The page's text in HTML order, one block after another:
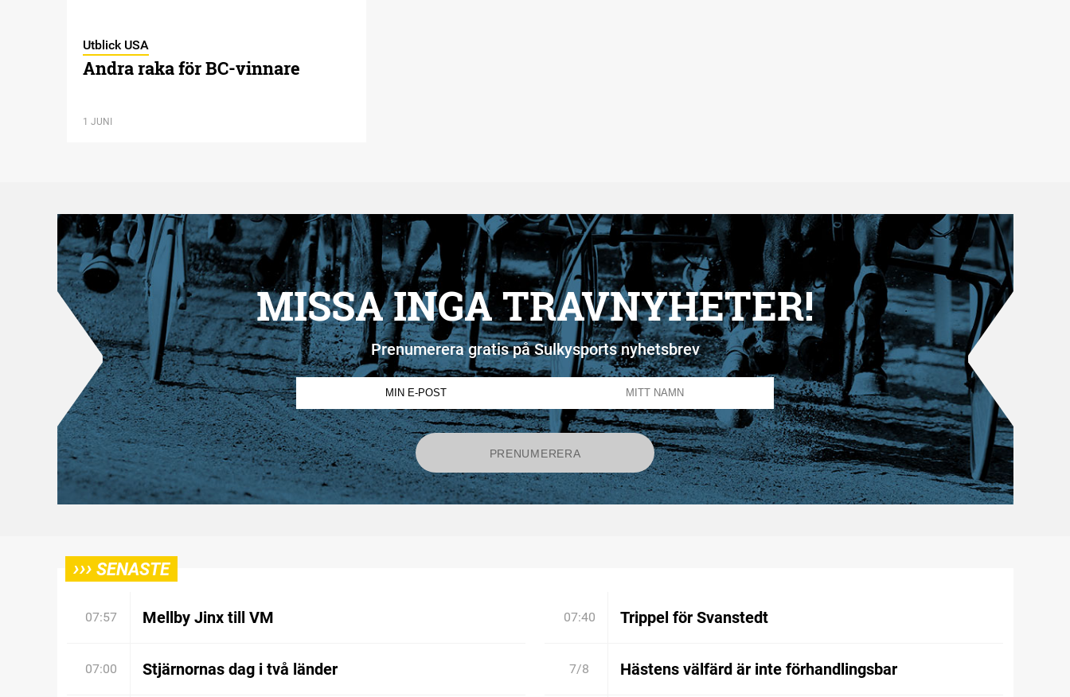
Utblick USA
Andra raka för BC-vinnare
1 JUNI
MISSA INGA TRAVNYHETER!
Prenumerera gratis på Sulkysports nyhetsbrev
››› SENASTE
07:57 Mellby Jinx till VM 07:40 Trippel för Svanstedt
07:00 Stjärnornas dag i två länder 7/8 Hästens välfärd är inte förhandlingsbar